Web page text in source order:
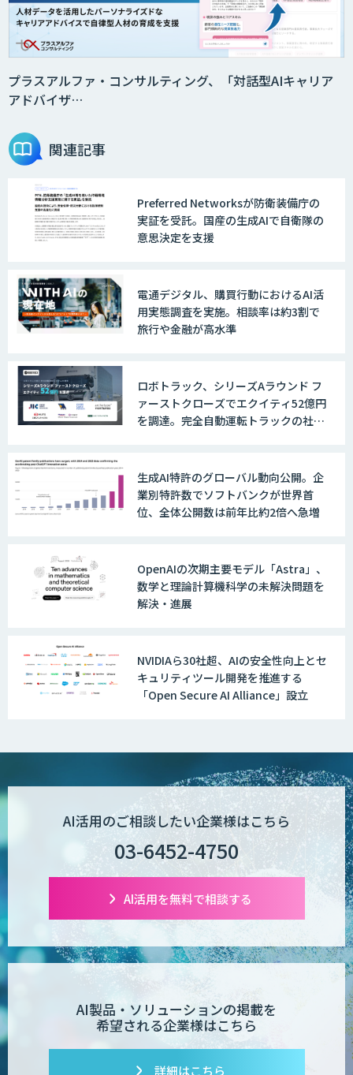
プラスアルファ・コンサルティング、「対話型AIキャリア
アドバイザ…
関連記事
Preferred Networksが防衛装備庁の
実証を受託。国産の生成AIで自衛隊の
意思決定を支援
電通デジタル、購買行動におけるAI活
用実態調査を実施。相談率は約3割で
旅行や金融が高水準
ロボトラック、シリーズAラウンド フ
ァーストクローズでエクイティ52億円
を調達。完全自動運転トラックの社会
生成AI特許のグローバル動向公開。企
業別特許数でソフトバンクが世界首
位、全体公開数は前年比約2倍へ急増
OpenAIの次期主要モデル「Astra」、
数学と理論計算機科学の未解決問題を
解決・進展
NVIDIAら30社超、AIの安全性向上とセ
キュリティツール開発を推進する
「Open Secure AI Alliance」設立
AI活用のご相談したい企業様はこちら
03-6452-4750
AI活用を無料で相談する
AI製品・ソリューションの掲載を
希望される企業様はこちら
詳細はこちら